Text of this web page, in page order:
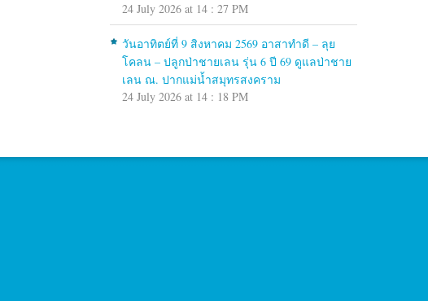
24 July 2026 at 14 : 27 PM
วันอาทิตย์ที่ 9 สิงหาคม 2569 อาสาทำดี – ลุย
โคลน – ปลูกป่าชายเลน รุ่น 6 ปี 69 ดูแลป่าชาย
เลน ณ. ปากแม่น้ำสมุทรสงคราม
24 July 2026 at 14 : 18 PM